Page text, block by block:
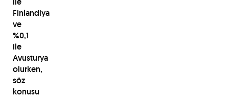
Finlandiya
ve
%0,1
ile
Avusturya
olurken,
söz
konusu